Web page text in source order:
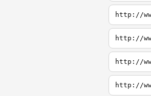
http://
http://
http://
http://